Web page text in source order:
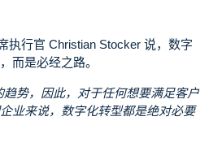
执行官 Christian Stocker 说，数字
而是必经之路。
趋势，因此，对于任何想要满足客户
业来说，数字化转型都是绝对必要